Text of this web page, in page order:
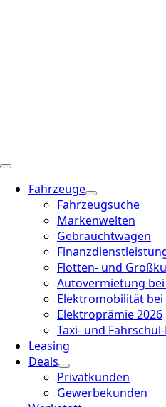
Fahrzeuge
Fahrzeugsuche
Markenwelten
Gebrauchtwagen
Flotten- und
Autovermietung bei
Elektromobilität bei
Elektroprämie 2026
Taxi- und
Leasing
Deals
Privatkunden
Gewerbekunden